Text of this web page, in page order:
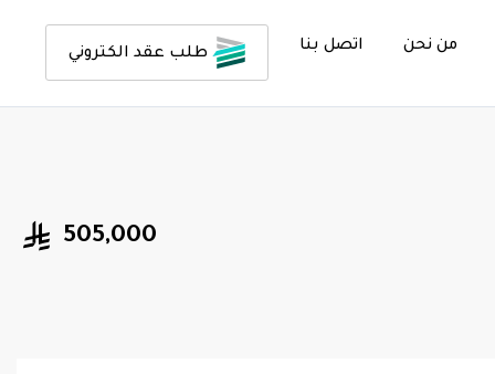
من نحن اتصل بنا طلب عقد الكتروني
505,000